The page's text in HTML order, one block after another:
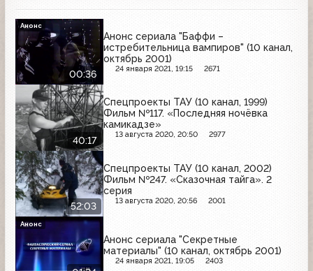
00:36
Анонс сериала "Баффи –
истребительница вампиров" (10 канал,
октябрь 2001)
24 января 2021, 19:15 2671
Анонс
40:17
Спецпроекты ТАУ (10 канал, 1999)
Фильм №117. «Последняя ночёвка
камикадзе»
13 августа 2020, 20:50 2977
52:03
Спецпроекты ТАУ (10 канал, 2002)
Фильм №247. «Сказочная тайга». 2
серия
13 августа 2020, 20:56 2001
Анонс сериала "Секретные
материалы" (10 канал, октябрь 2001)
24 января 2021, 19:05 2403
Анонс